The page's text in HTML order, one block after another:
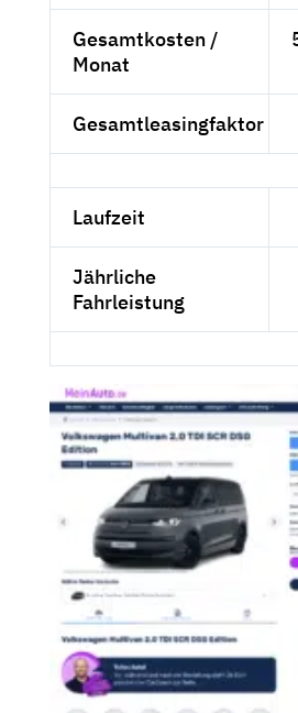
Gesamtkosten /
Monat
Gesamtleasingfaktor
Laufzeit
Jährliche
Fahrleistung